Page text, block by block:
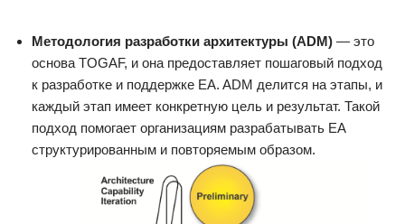
Методология разработки архитектуры (ADM) — это
основа TOGAF, и она предоставляет пошаговый подход
к разработке и поддержке EA. ADM делится на этапы, и
каждый этап имеет конкретную цель и результат. Такой
подход помогает организациям разрабатывать EA
структурированным и повторяемым образом.